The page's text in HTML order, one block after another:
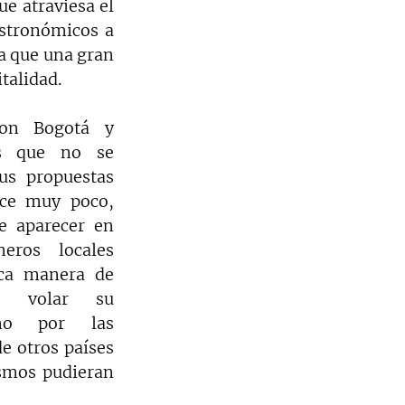
atraviesa el
a
que una gran
Bogotá y
que no se
propuestas
muy poco,
aparecer en
locales
manera de
volar su
por las
otros países
pudieran